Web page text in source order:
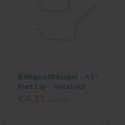
Bakgootbeugel - 45°
Met Lip - Verzinkt
€4,37 Incl. btw